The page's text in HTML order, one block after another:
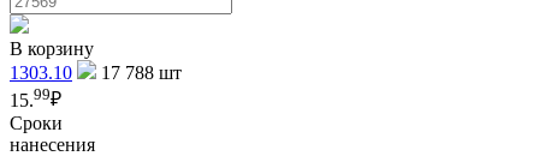
В корзину
1303.10
17 788 шт
15.99₽
Сроки
нанесения